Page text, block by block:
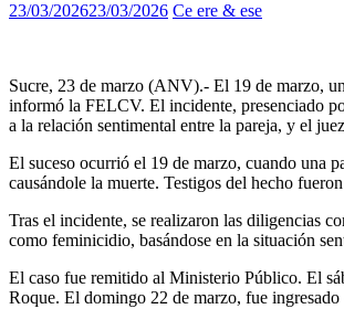
23/03/202623/03/2026 Ce ere & ese
Sucre, 23 de marzo (ANV).- El 19 de marzo,
informó la FELCV. El incidente, presenciado
a la relación sentimental entre la pareja, y el
El suceso ocurrió el 19 de marzo, cuando una
causándole la muerte. Testigos del hecho
Tras el incidente, se realizaron las diligencias
como feminicidio, basándose en la situación
El caso fue remitido al Ministerio Público. El
Roque. El domingo 22 de marzo, fue